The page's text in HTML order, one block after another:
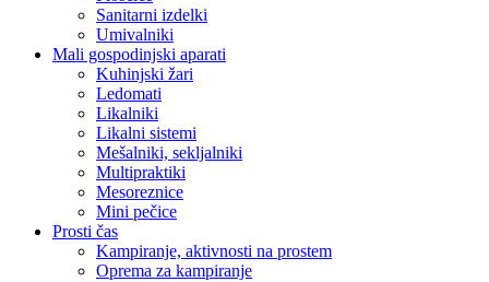
Sanitarni izdelki
Umivalniki
Mali gospodinjski aparati
Kuhinjski žari
Ledomati
Likalniki
Likalni sistemi
Mešalniki, sekljalniki
Multipraktiki
Mesoreznice
Mini pečice
Prosti čas
Kampiranje, aktivnosti na prostem
Oprema za kampiranje